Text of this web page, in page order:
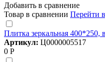
Добавить в сравнение
Товар в сравнении Перейти
Плитка зеркальная 400*250,
Артикул: Ц0000005517
0 Р